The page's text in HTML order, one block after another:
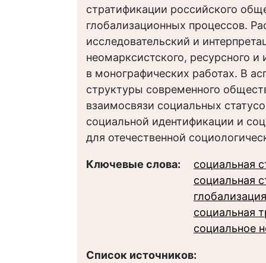
стратификации российского
глобализационных процессов.
исследовательский и
неомарксистского, ресурсного
в монографических работах. В
структуры современного
взаимосвязи социальных
социальной идентификации и
для отечественной
Ключевые слова:
социальная
социальная
глобализация
социальная
социальное
Список источников: